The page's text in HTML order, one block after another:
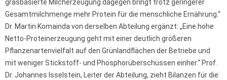
grasbasierte Milcherzeugung dagegen bringt trotz geringerer
Gesamtmilchmenge mehr Protein für die menschliche Ernährung.“
Dr. Martin Komainda von derselben Abteilung ergänzt: „Eine hohe
Netto-Proteinerzeugung geht mit einer deutlich größeren
Pflanzenartenvielfalt auf den Grünlandflächen der Betriebe und
mit weniger Stickstoff- und Phosphorüberschüssen einher.“ Prof.
Dr. Johannes Isselstein, Leiter der Abteilung, zieht Bilanzen für die